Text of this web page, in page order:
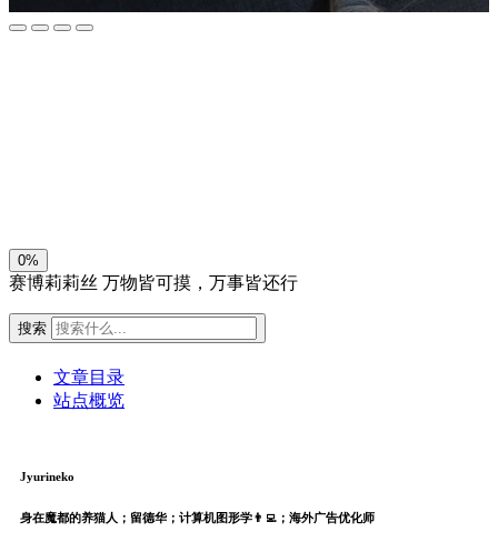
0%
赛博莉莉丝 万物皆可摸，万事皆还行
搜索
文章目录
站点概览
Jyurineko
身在魔都的养猫人；留德华；计算机图形学👨‍💻；海外广告优化师